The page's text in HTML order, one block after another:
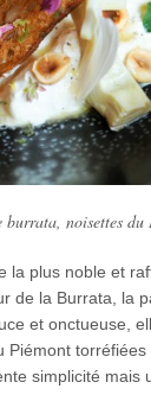
burrata, noisettes du
la plus noble et
de la Burrata, la
et onctueuse,
Piémont torréfiées
simplicité mais